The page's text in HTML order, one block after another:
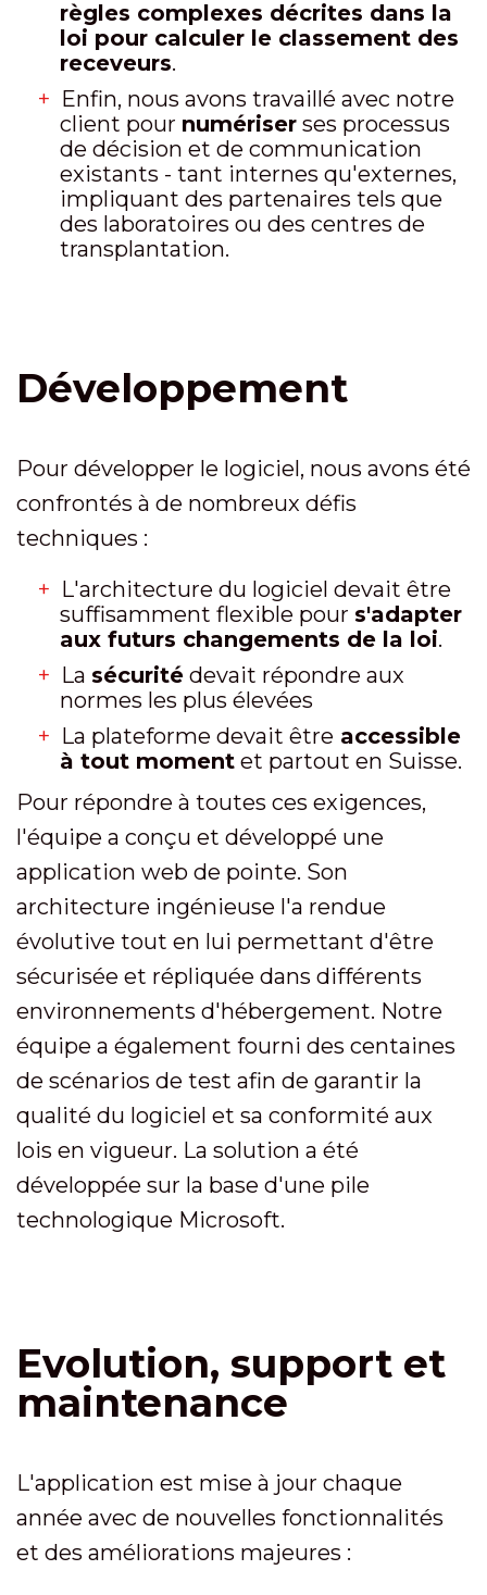
règles complexes décrites dans la
loi pour calculer le classement des
receveurs.
Enfin, nous avons travaillé avec notre
client pour numériser ses processus
de décision et de communication
existants - tant internes qu'externes,
impliquant des partenaires tels que
des laboratoires ou des centres de
transplantation.
Développement
Pour développer le logiciel, nous avons été
confrontés à de nombreux défis
techniques :
L'architecture du logiciel devait être
suffisamment flexible pour s'adapter
aux futurs changements de la loi.
La sécurité devait répondre aux
normes les plus élevées
La plateforme devait être accessible
à tout moment et partout en Suisse.
Pour répondre à toutes ces exigences,
l'équipe a conçu et développé une
application web de pointe. Son
architecture ingénieuse l'a rendue
évolutive tout en lui permettant d'être
sécurisée et répliquée dans différents
environnements d'hébergement. Notre
équipe a également fourni des centaines
de scénarios de test afin de garantir la
qualité du logiciel et sa conformité aux
lois en vigueur. La solution a été
développée sur la base d'une pile
technologique Microsoft.
Evolution, support et
maintenance
L'application est mise à jour chaque
année avec de nouvelles fonctionnalités
et des améliorations majeures :